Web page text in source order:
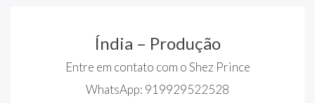
Índia – Produção
Entre em contato com o Shez Prince
WhatsApp: 919929522528